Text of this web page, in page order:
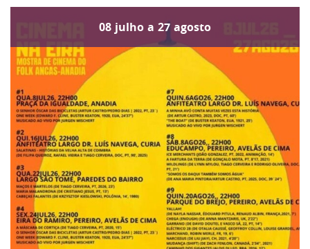
08 julho a 27 agosto